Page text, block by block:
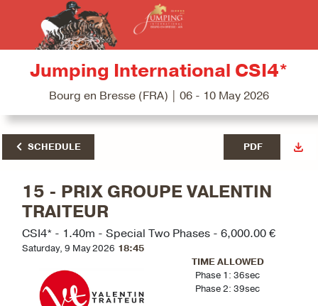
Jumping International CSI4*
Bourg en Bresse (FRA) | 06 - 10 May 2026
SCHEDULE PDF
15 - PRIX GROUPE VALENTIN
TRAITEUR
CSI4* - 1.40m - Special Two Phases - 6,000.00 €
Saturday, 9 May 2026 18:45
TIME ALLOWED
Phase 1: 36sec
Phase 2: 39sec